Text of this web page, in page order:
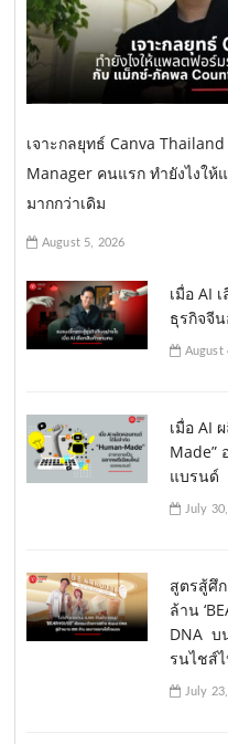
เจาะกลยุทธ์ Canva
Manager คนแรก ทำยังไงใ
มากกว่าเดิม
August 5, 2026
เมื่อ AI
ธุรกิจจี
August
เมื่อ AI
Made”
แบรนด์
July
สูตรสู้ศึ
ล้าน
DNA บ
รนไชส์
July